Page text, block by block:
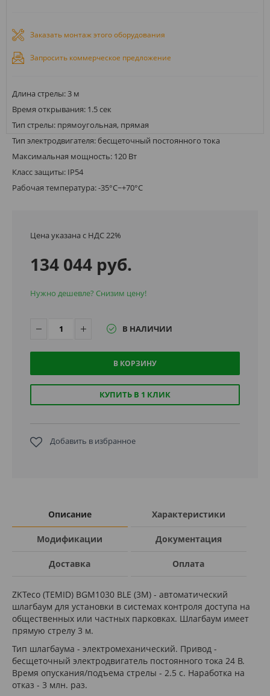
Заказать монтаж этого оборудования
Запросить коммерческое предложение
Длина стрелы: 3 м
Время открывания: 1.5 сек
Тип стрелы: прямоугольная, прямая
Тип электродвигателя: бесщеточный постоянного тока
Максимальная мощность: 120 Вт
Класс защиты: IP54
Рабочая температура: -35°C~+70°C
Цена указана с НДС 22%
134 044 руб.
Нужно дешевле? Снизим цену!
В НАЛИЧИИ
В КОРЗИНУ
КУПИТЬ В 1 КЛИК
Добавить в избранное
Описание Характеристики
Модификации Документация
Доставка Оплата
ZKTeco (TEMID) BGM1030 BLE (3М) - автоматический
шлагбаум для установки в системах контроля доступа на
общественных или частных парковках. Шлагбаум имеет
прямую стрелу 3 м.
Тип шлагбаума - электромеханический. Привод -
бесщеточный электродвигатель постоянного тока 24 В.
Время опускания/подъема стрелы - 2.5 с. Наработка на
отказ - 3 млн. раз.